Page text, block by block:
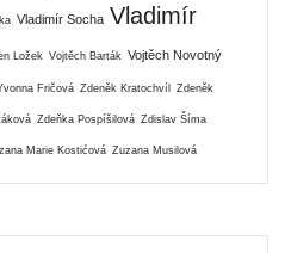
Vladimír Socha Vladimír
Ložek Vojtěch Barták Vojtěch Novotný
Fričová Zdeněk Kratochvíl Zdeněk
Zdeňka Pospíšilová Zdislav Šíma
Marie Kostićová Zuzana Musilová